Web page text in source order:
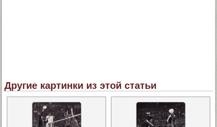
Другие картинки из этой статьи